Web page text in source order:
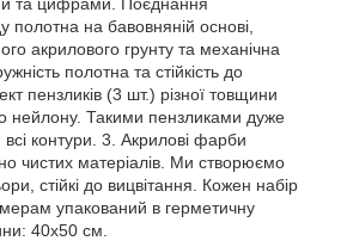
полотна на бавовняній основі,
акрилового грунту та механічна
полотна та стійкість до
пензликів (3 шт.) різної товщини
нейлону. Такими пензликами дуже
контури. 3. Акрилові фарби
чистих матеріалів. Ми створюємо
стійкі до вицвітання. Кожен набір
упакований в герметичну
40х50 см.